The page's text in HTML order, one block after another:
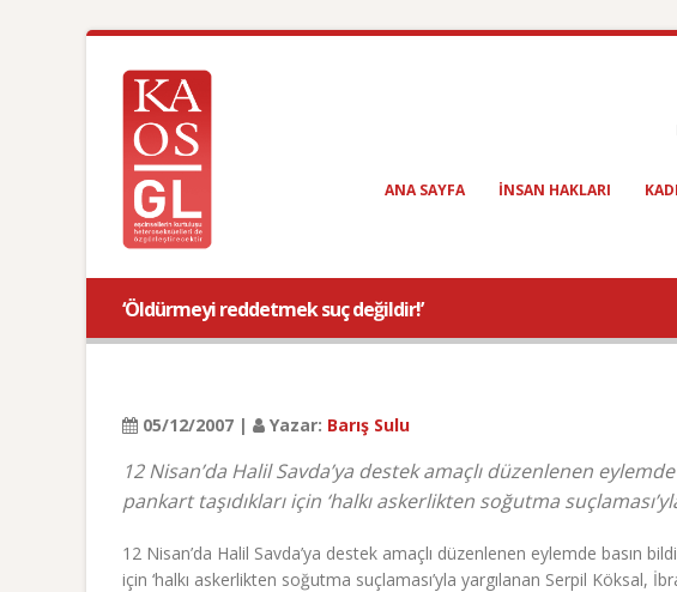
ANA SAYFA INSAN HAKLARI
‘Öldürmeyi reddetmek suç değildir!’
05/12/2007 | Yazar: Barış Sulu
12 Nisan’da Halil Savda’ya destek amaçlı düzenlenen
pankart taşıdıkları için ‘halkı askerlikten soğutma
12 Nisan’da Halil Savda’ya destek amaçlı düzenlenen eylemde basın
için ‘halkı askerlikten soğutma suçlaması’yla yargılanan Serpil Köksal,